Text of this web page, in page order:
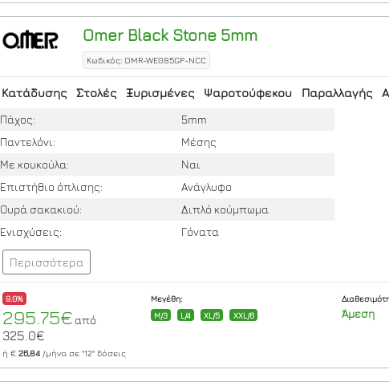
OmerBlack Stone 5mm
Κωδικός: OMR-WE085GP-NCC
Κατάδυσης Στολές Ξυρισμένες Ψαροτούφεκου Παραλλαγής
Πάχος:
5mm
Παντελόνι:
Μέσης
Με κουκούλα:
Ναι
Επιστήθιο όπλισης:
Ανάγλυφο
Ουρά σακακιού:
Διπλό κούμπωμα
Ενισχύσεις:
Γόνατα
Περισσότερα
9.0%
295.75€ από
325.0€
ή € 26,84/μήνα σε "12"δόσεις
Μεγέθη:
M/3
L/4 XL/5 XXL/6 Άμεση